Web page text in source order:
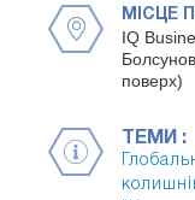
МІСЦЕ
IQ
поверх)
ТЕМИ :